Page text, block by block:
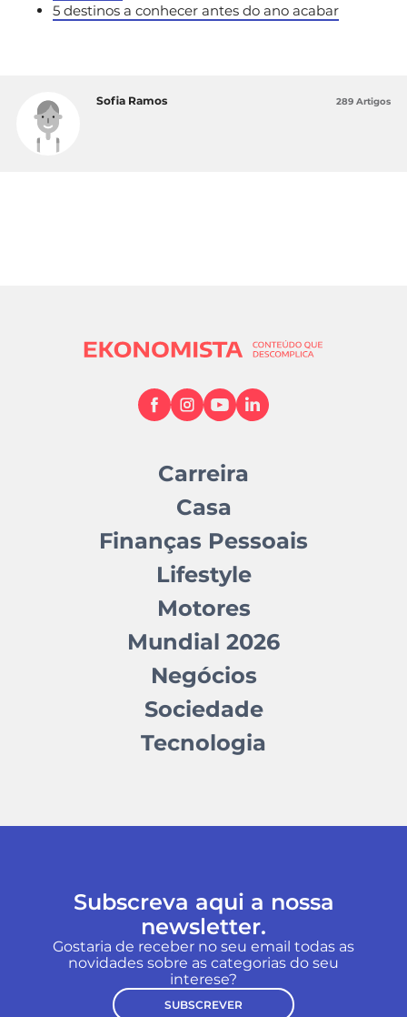
5 destinos a conhecer antes do ano acabar
Sofia Ramos 289 Artigos
Carreira
Casa
Finanças Pessoais
Lifestyle
Motores
Mundial 2026
Negócios
Sociedade
Tecnologia
Subscreva aqui a nossa
newsletter.
Gostaria de receber no seu email todas as
novidades sobre as categorias do seu
interese?
SUBSCREVER